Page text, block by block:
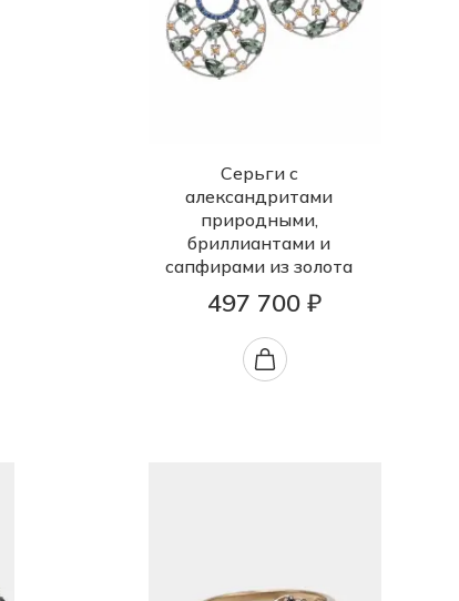
Серьги с
александритами
природными,
бриллиантами и
сапфирами из золота
497 700 ₽